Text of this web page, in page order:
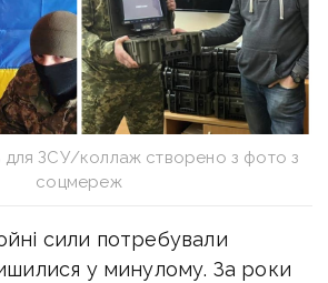
для ЗСУ/коллаж створено з фото з
соцмереж
сили потребували
у минулому. За роки